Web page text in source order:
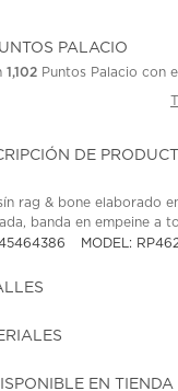
PALACIO
1,102 Puntos Palacio con
DE
rag & bone elaborado
banda en empeine a
MODEL:
EN TIENDA